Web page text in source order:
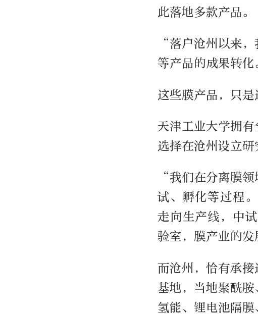
此落地多款产品。
“落户沧州以来
等产品的成果转
这些膜产品，只是
天津工业大学拥
选择在沧州设立研
“我们在分离膜
试、孵化等过程
走向生产线，中
验室，膜产业的发
而沧州，恰有承
基地，当地聚酰
氢能、锂电池隔